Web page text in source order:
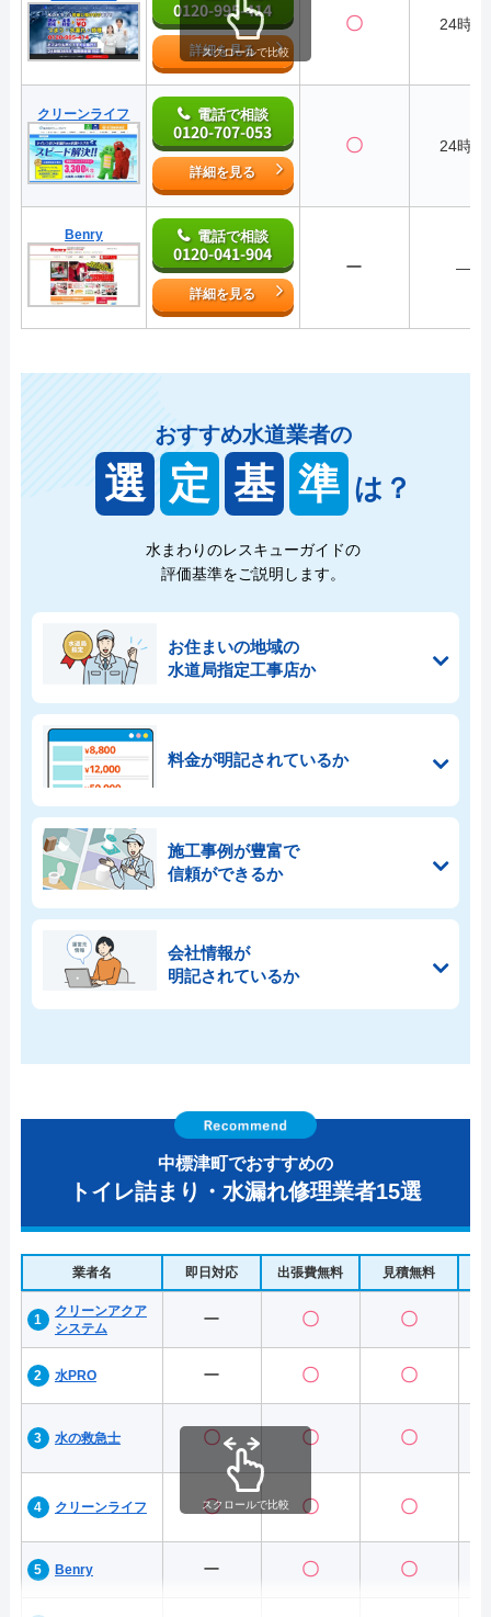
0120-995-414
詳細を見る
〇 24時間
クリーンライフ 電話で相談
0120-707-053
詳細を見る
〇 24時間
Benry 電話で相談
0120-041-904
詳細を見る
ー ―
スクロールで比較
おすすめ水道業者の
選 定 基 準 は？
水まわりのレスキューガイドの
評価基準をご説明します。
お住まいの地域の
水道局指定工事店か
料金が明記されているか
施工事例が豊富で
信頼ができるか
会社情報が
明記されているか
中標津町でおすすめの
トイレ詰まり・水漏れ修理業者15選
業者名 即日対応 出張費無料 見積無料
クリーンアクア
システム
ー 〇 〇
水PRO ー 〇 〇
水の救急士 〇 〇 〇
クリーンライフ 〇 〇 〇
Benry ー 〇 〇
スクロールで比較